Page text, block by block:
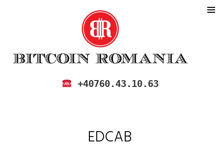
BITCOIN ROMANIA
CUMPARA SI VINDE BITCOIN IN
+40760.43.10.63
EDCAB